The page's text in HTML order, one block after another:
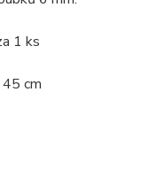
1 ks
cm